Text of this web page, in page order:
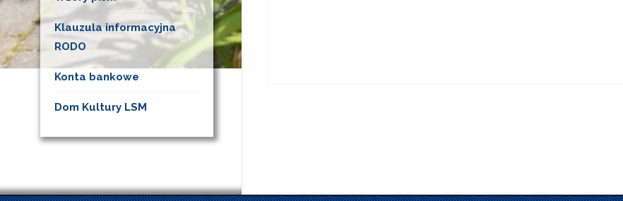
Klauzula informacyjna
RODO
Konta bankowe
Dom Kultury LSM